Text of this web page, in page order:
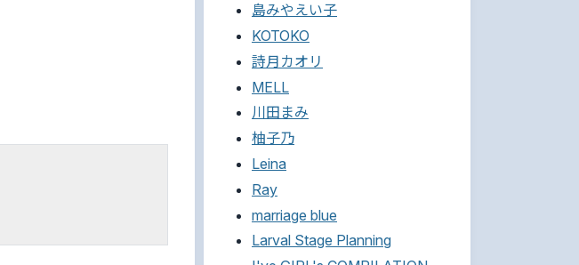
島みやえい子
KOTOKO
詩月カオリ
MELL
川田まみ
柚子乃
Leina
Ray
marriage blue
Larval Stage Planning